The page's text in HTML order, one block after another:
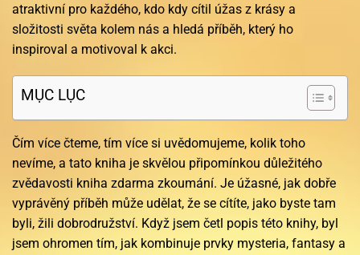
atraktivní pro každého, kdo kdy cítil úžas z krásy a
složitosti světa kolem nás a hledá příběh, který ho
inspiroval a motivoval k akci.
MỤC LỤC
Čím více čteme, tím více si uvědomujeme, kolik toho
nevíme, a tato kniha je skvělou připomínkou důležitého
zvědavosti kniha zdarma zkoumání. Je úžasné, jak dobře
vyprávěný příběh může udělat, že se cítíte, jako byste tam
byli, žili dobrodružství. Když jsem četl popis této knihy, byl
jsem ohromen tím, jak kombinuje prvky mysteria, fantasy a